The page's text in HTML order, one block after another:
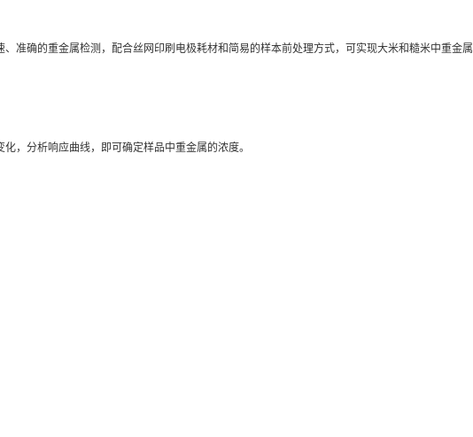
准确的重金属检测，配合丝网印刷电极耗材和简易的样本前处理方式，可实现大米和糙米中重金属
，分析响应曲线，即可确定样品中重金属的浓度。